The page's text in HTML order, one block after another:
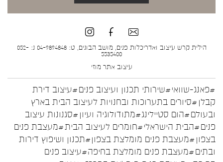
הילית קרש עיצוב ואדריכלות פנים, מושב הבונים, ט: 04-9894848 נ: 052-
5535400
עיצוב אתר מוזי
#פאנג-שוואי#שירותי תכנון ועיצוב פנים#עיצוב דירת
קבלן #סיורים בתערוכות ובחנויות לעיצוב הבית בארץ
ובעולם#הום סטיילינג#מתודולוגיה ועיון #סגנונות עיצוב
פנים#הבית הישראלי#חומרים לעיצוב הבית#מעצבת פנים
בצפון #מעצבת פנים מומלצת בצפון#תכנון ושיפוץ דירות
ובתים#מעצבת פנים מומלצת בחיפה#עיצוב פנים